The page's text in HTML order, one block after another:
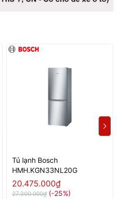
Tủ lạnh Bosch
HMH.KGN33NL20G
20.475.000₫
27.300.000₫ (-25%)